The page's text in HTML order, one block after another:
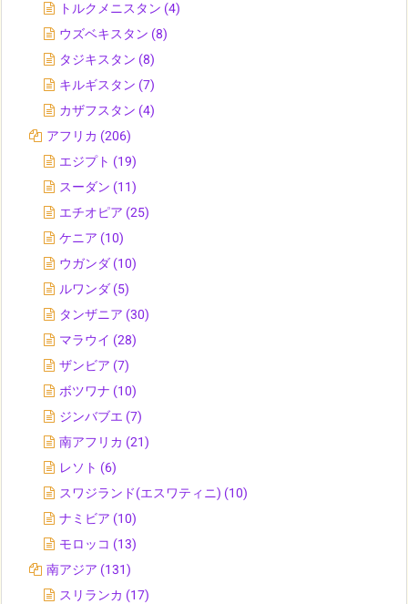
トルクメニスタン (4)
ウズベキスタン (8)
タジキスタン (8)
キルギスタン (7)
カザフスタン (4)
アフリカ (206)
エジプト (19)
スーダン (11)
エチオピア (25)
ケニア (10)
ウガンダ (10)
ルワンダ (5)
タンザニア (30)
マラウイ (28)
ザンビア (7)
ボツワナ (10)
ジンバブエ (7)
南アフリカ (21)
レソト (6)
スワジランド(エスワティニ) (10)
ナミビア (10)
モロッコ (13)
南アジア (131)
スリランカ (17)